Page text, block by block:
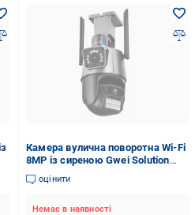
Камера вулична поворотна Wi-Fi
8MP із сиреною Gwei Solution
(1567)
оцінити
Немає в наявності